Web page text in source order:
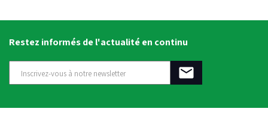
Restez informés de l'actualité en continu